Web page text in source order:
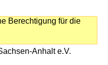
Berechtigung für die
Anhalt e.V.